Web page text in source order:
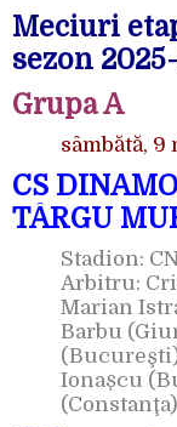
Meciuri
sezon
Grupa A
sâmbătă, 9
CS
TÂRGU
Stadion:
Arbitru:
Marian
Barbu
Ionașcu